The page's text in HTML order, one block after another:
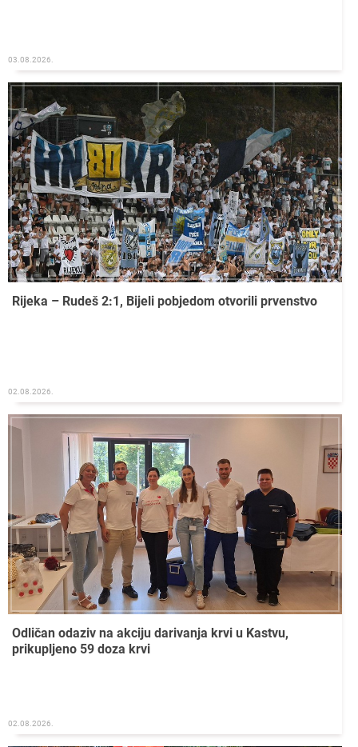
03.08.2026.
Rijeka – Rudeš 2:1, Bijeli pobjedom otvorili prvenstvo
02.08.2026.
Odličan odaziv na akciju darivanja krvi u Kastvu,
prikupljeno 59 doza krvi
02.08.2026.